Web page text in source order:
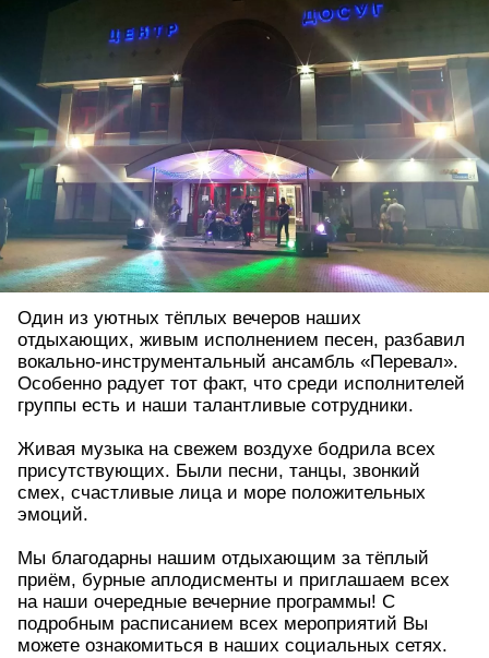
Один из уютных тёплых вечеров наших
отдыхающих, живым исполнением песен, разбавил
вокально-инструментальный ансамбль «Перевал».
Особенно радует тот факт, что среди исполнителей
группы есть и наши талантливые сотрудники.
Живая музыка на свежем воздухе бодрила всех
присутствующих. Были песни, танцы, звонкий
смех, счастливые лица и море положительных
эмоций.
Мы благодарны нашим отдыхающим за тёплый
приём, бурные аплодисменты и приглашаем всех
на наши очередные вечерние программы! С
подробным расписанием всех мероприятий Вы
можете ознакомиться в наших социальных сетях.